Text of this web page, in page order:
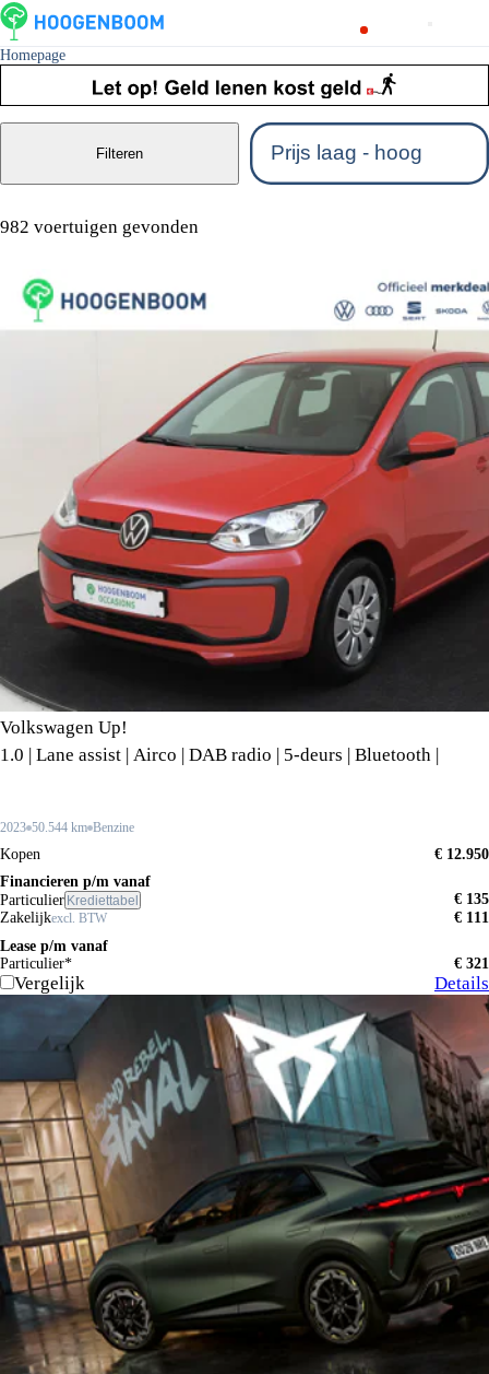
Homepage
982 voertuigen gevonden
Filteren
Volkswagen Up!
1.0 | Lane assist | Airco | DAB radio | 5-deurs | Bluetooth |
2023 50.544 km Benzine
Kopen
€ 12.950
Financieren p/m vanaf
Particulier Krediettabel
€ 135
Zakelijkexcl. BTW
€ 111
Lease p/m vanaf
Particulier*
€ 321
Vergelijk Details